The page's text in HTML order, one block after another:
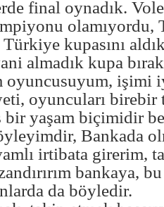
final oynadık.
olamıyordu,
kupasını
almadık kupa
oyuncusuyum, işimi
oyuncuları birebir
bir yaşam biçimidir
Bankada
irtibata girerim,
bankaya,
da böyledir.